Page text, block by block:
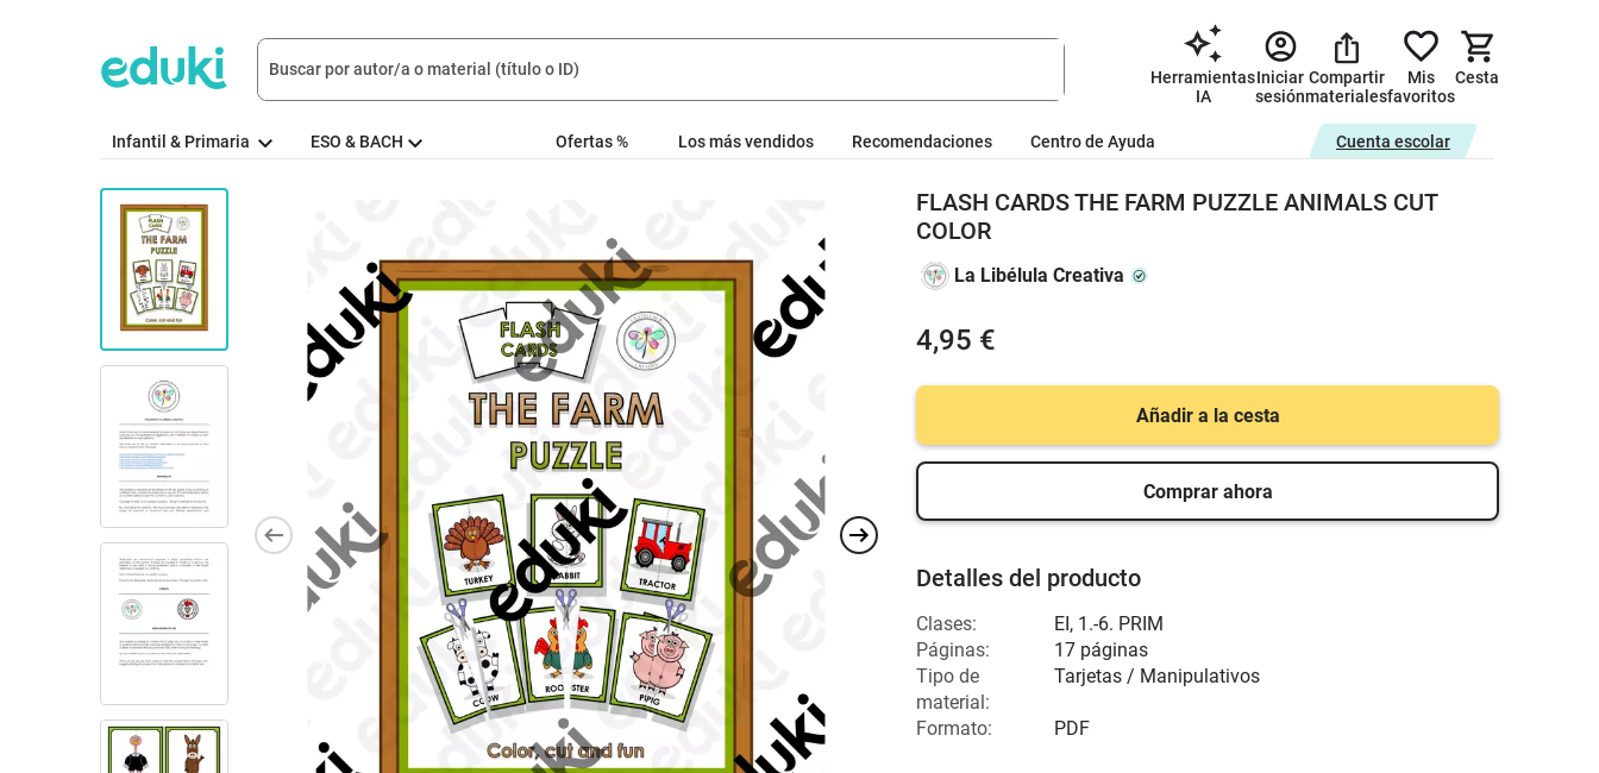
Herramientas
IA
Iniciar
sesión
Compartir
materiales
Mis
favoritos
Cesta
Infantil & Primaria ESO & BACH Ofertas % Los más vendidos Recomendaciones Centro de Ayuda Cuenta escolar
FLASH CARDS THE FARM PUZZLE ANIMALS CUT
COLOR
La Libélula Creativa
4,95 €
Añadir a la cesta
Comprar ahora
Detalles del producto
Clases: EI, 1.-6. PRIM
Páginas:
17 páginas
Tipo de
material:
Tarjetas / Manipulativos
Formato: PDF